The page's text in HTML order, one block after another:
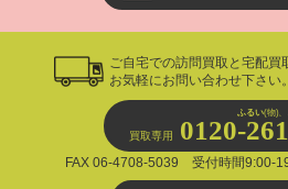
ご自宅での訪問買取と宅配買
お気軽にお問い合わせ下さい。
ふるい(物)、
買取専用 0120-
FAX 06-4708-5039 受付時間9:00-